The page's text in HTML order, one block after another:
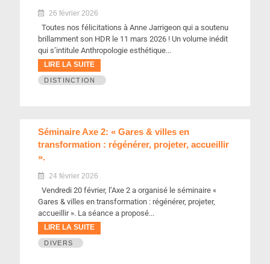
26 février 2026
Toutes nos félicitations à Anne Jarrigeon qui a soutenu
brillamment son HDR le 11 mars 2026 ! Un volume inédit
qui s’intitule Anthropologie esthétique...
LIRE LA SUITE
DISTINCTION
Séminaire Axe 2: « Gares & villes en
transformation : régénérer, projeter, accueillir
».
24 février 2026
Vendredi 20 février, l’Axe 2 a organisé le séminaire «
Gares & villes en transformation : régénérer, projeter,
accueillir ». La séance a proposé...
LIRE LA SUITE
DIVERS